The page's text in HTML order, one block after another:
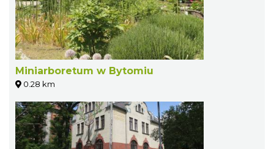
Miniarboretum w Bytomiu
0.28 km